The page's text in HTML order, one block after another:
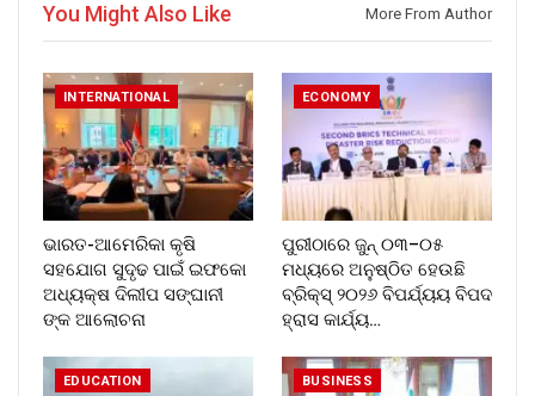
You Might Also Like More From Author
INTERNATIONAL
ଭାରତ-ଆମେରିକା କୃଷି
ସହଯୋଗ ସୁଦୃଢ ପାଇଁ ଇଫକୋ
ଅଧ୍ୟକ୍ଷ ଦିଲୀପ ସଙ୍ଘାନୀ
ଙ୍କ ଆଲୋଚନା
ECONOMY
ପୁରୀଠାରେ ଜୁନ୍ ୦୩–୦୫
ମଧ୍ୟରେ ଅନୁଷ୍ଠିତ ହେଉଛି
ବ୍ରିକ୍ସ୍ ୨୦୨୬ ବିପର୍ଯ୍ୟୟ ବିପଦ
ହ୍ରାସ କାର୍ଯ୍ୟ…
EDUCATION BUSINESS